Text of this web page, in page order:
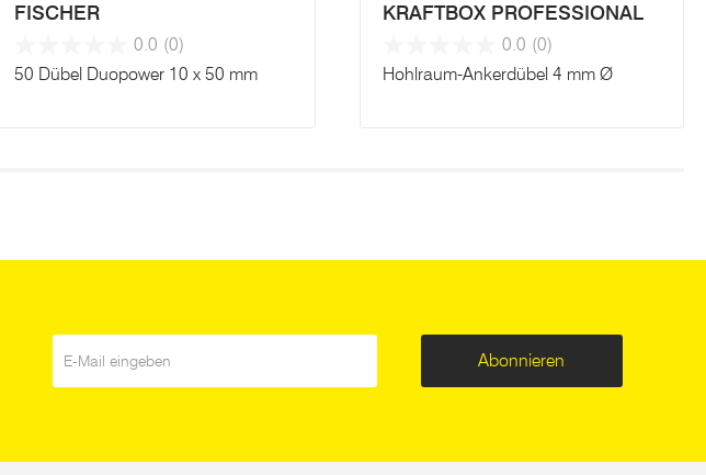
FISCHER
0.0 (0)
50 Dübel Duopower 10 x 50 mm
KRAFTBOX PROFESSIONAL
0.0 (0)
Hohlraum-Ankerdübel 4 mm Ø
Abonnieren